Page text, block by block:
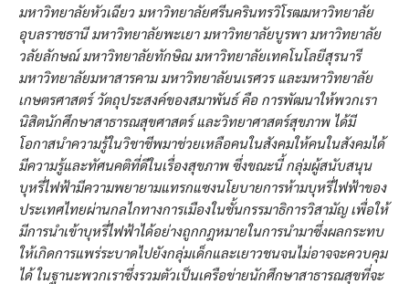
มหาวิทยาลัยหัวเฉียว มหาวิทยาลัยศรีนครินทรวิโรฒมหาวิทยาลัย
อุบลราชธานี มหาวิทยาลัยพะเยา มหาวิทยาลัยบูรพา มหาวิทยาลัย
วลัยลักษณ์ มหาวิทยาลัยทักษิณ มหาวิทยาลัยเทคโนโลยีสุรนารี
มหาวิทยาลัยมหาสารคาม มหาวิทยาลัยนเรศวร และมหาวิทยาลัย
เกษตรศาสตร์ วัตถุประสงค์ของสมาพันธ์ คือ การพัฒนาให้พวกเรา
นิสิตนักศึกษาสาธารณสุขศาสตร์ และวิทยาศาสตร์สุขภาพ ได้มี
โอกาสนำความรู้ในวิชาชีพมาช่วยเหลือคนในสังคมให้คนในสังคมได้
มีความรู้และทัศนคติที่ดีในเรื่องสุขภาพ ซึ่งขณะนี้ กลุ่มผู้สนับสนุน
บุหรี่ไฟฟ้ามีความพยายามแทรกแซงนโยบายการห้ามบุหรี่ไฟฟ้าของ
ประเทศไทยผ่านกลไกทางการเมืองในชั้นกรรมาธิการวิสามัญ เพื่อให้
มีการนำเข้าบุหรี่ไฟฟ้าได้อย่างถูกกฎหมายในการนำมาซึ่งผลกระทบ
ให้เกิดการแพร่ระบาดไปยังกลุ่มเด็กและเยาวชนจนไม่อาจจะควบคุม
ได้ ในฐานะพวกเราซึ่งรวมตัวเป็นเครือข่ายนักศึกษาสาธารณสุขที่จะ